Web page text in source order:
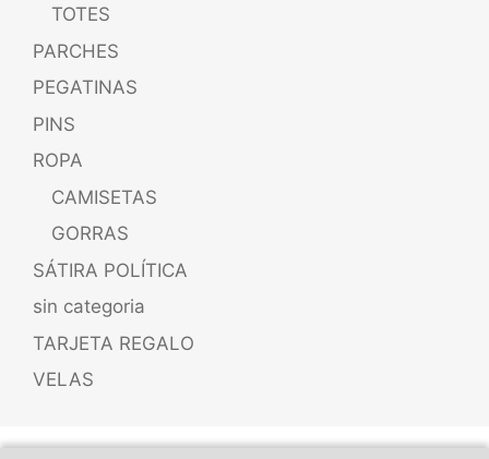
TOTES
PARCHES
PEGATINAS
PINS
ROPA
CAMISETAS
GORRAS
SÁTIRA POLÍTICA
sin categoria
TARJETA REGALO
VELAS